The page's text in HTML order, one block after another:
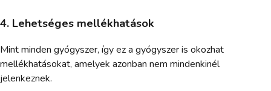
4. Lehetséges mellékhatások
Mint minden gyógyszer, így ez a gyógyszer is okozhat
mellékhatásokat, amelyek azonban nem mindenkinél
jelenkeznek.